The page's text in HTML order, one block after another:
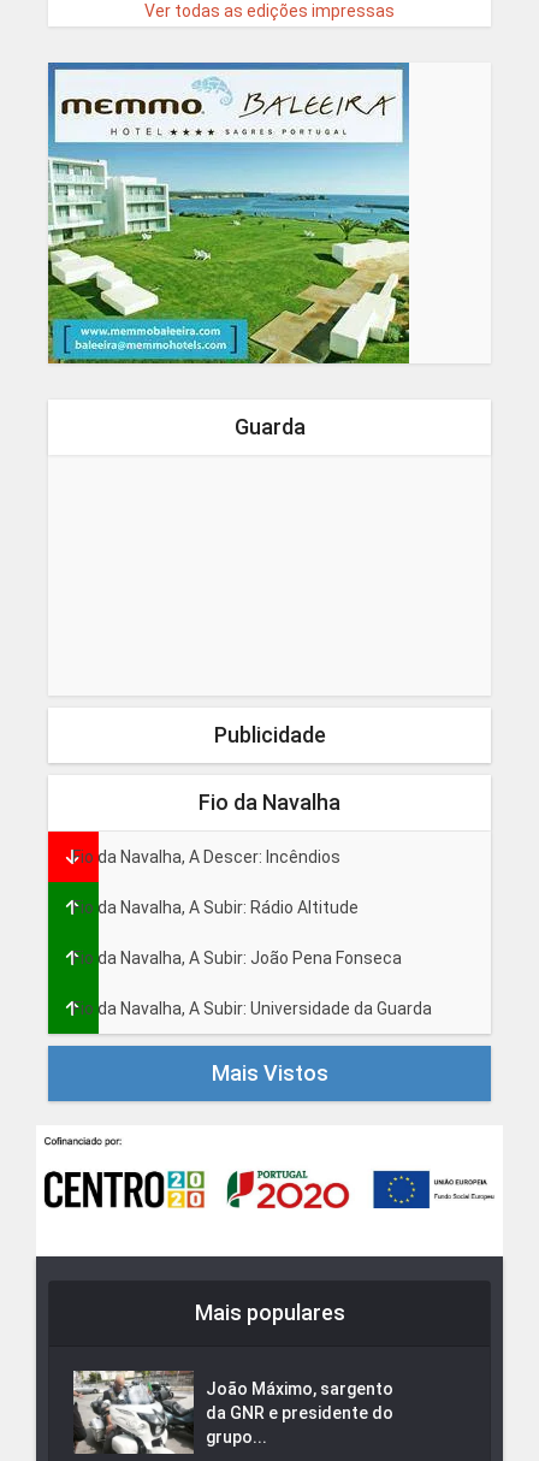
Ver todas as edições impressas
Guarda
Publicidade
Fio da Navalha
Fio da Navalha, A Descer: Incêndios
Fio da Navalha, A Subir: Rádio Altitude
Fio da Navalha, A Subir: João Pena Fonseca
Fio da Navalha, A Subir: Universidade da Guarda
Mais Vistos
Mais populares
João Máximo, sargento
da GNR e presidente do
grupo...